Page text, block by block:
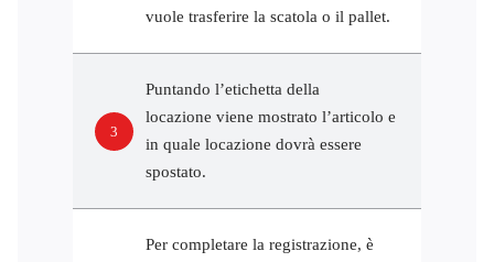
vuole trasferire la scatola o il pallet.
3
Puntando l’etichetta della
locazione viene mostrato l’articolo e
in quale locazione dovrà essere
spostato.
Per completare la registrazione, è